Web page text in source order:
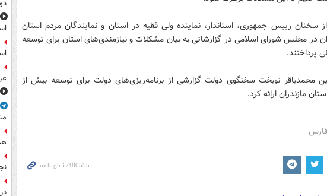
سخنان رییس جمهوری، استاندار، نماینده ولی فقیه در استان و نمایندگان مردم استان
در مجلس شورای اسلامی در گزارشاتی به بیان مشکلات و نیازمندی‌های استان برای توسعه
پرداختند.
محمدباقر نوبخت سخنگوی دولت گزارشی از برنامه‌ریزی‌‌های دولت برای توسعه بیش از
مازندران ارائه کرد.